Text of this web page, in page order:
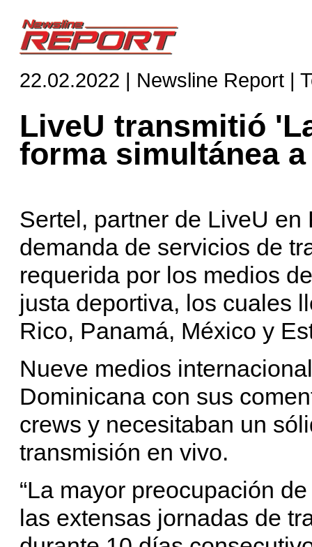
22.02.2022 | Newsline Report |
LiveU transmitió
forma simultánea
Sertel, partner de LiveU
demanda de servicios de
requerida por los medios
justa deportiva, los cuales
Rico, Panamá, México y
Nueve medios
Dominicana con sus
crews y necesitaban un
transmisión en vivo.
“La mayor preocupación
las extensas jornadas de